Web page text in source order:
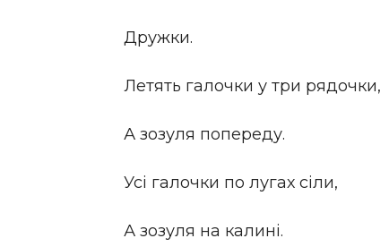
Дружки.
Летять галочки у три рядочки,
А зозуля попереду.
Усі галочки по лугах сіли,
А зозуля на калині.